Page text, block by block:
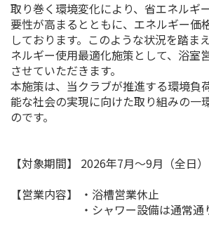
取り巻く環境変化により、省エネルギ
要性が高まるとともに、エネルギー価
しております。このような状況を踏ま
ネルギー使用最適化施策として、浴室
させていただきます。
本施策は、当クラブが推進する環境負
能な社会の実現に向けた取り組みの一
のです。
【対象期間】 2026年7月〜9月（全日）
【営業内容】 ・浴槽営業休止
・シャワー設備は通常通り